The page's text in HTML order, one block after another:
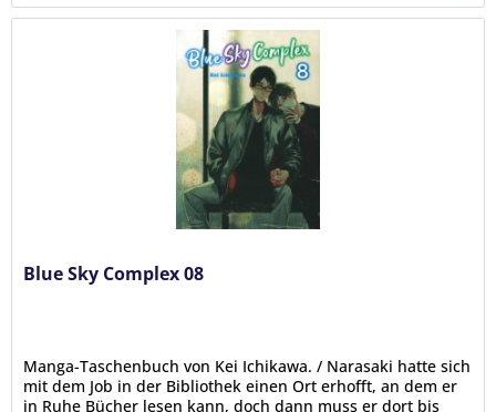
Blue Sky Complex 08
Manga-Taschenbuch von Kei Ichikawa. / Narasaki hatte sich
mit dem Job in der Bibliothek einen Ort erhofft, an dem er
in Ruhe Bücher lesen kann, doch dann muss er dort bis